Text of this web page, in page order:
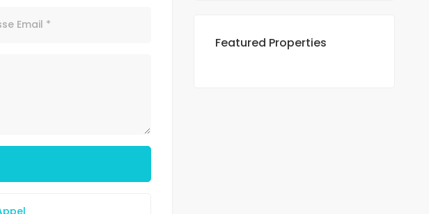
Featured Properties